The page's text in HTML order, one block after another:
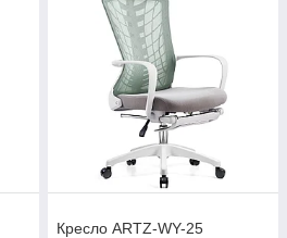
Кресло ARTZ-WY-25